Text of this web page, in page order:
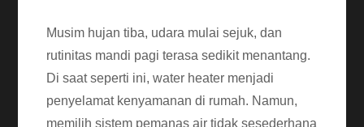
Musim hujan tiba, udara mulai sejuk, dan
rutinitas mandi pagi terasa sedikit menantang.
Di saat seperti ini, water heater menjadi
penyelamat kenyamanan di rumah. Namun,
memilih sistem pemanas air tidak sesederhana